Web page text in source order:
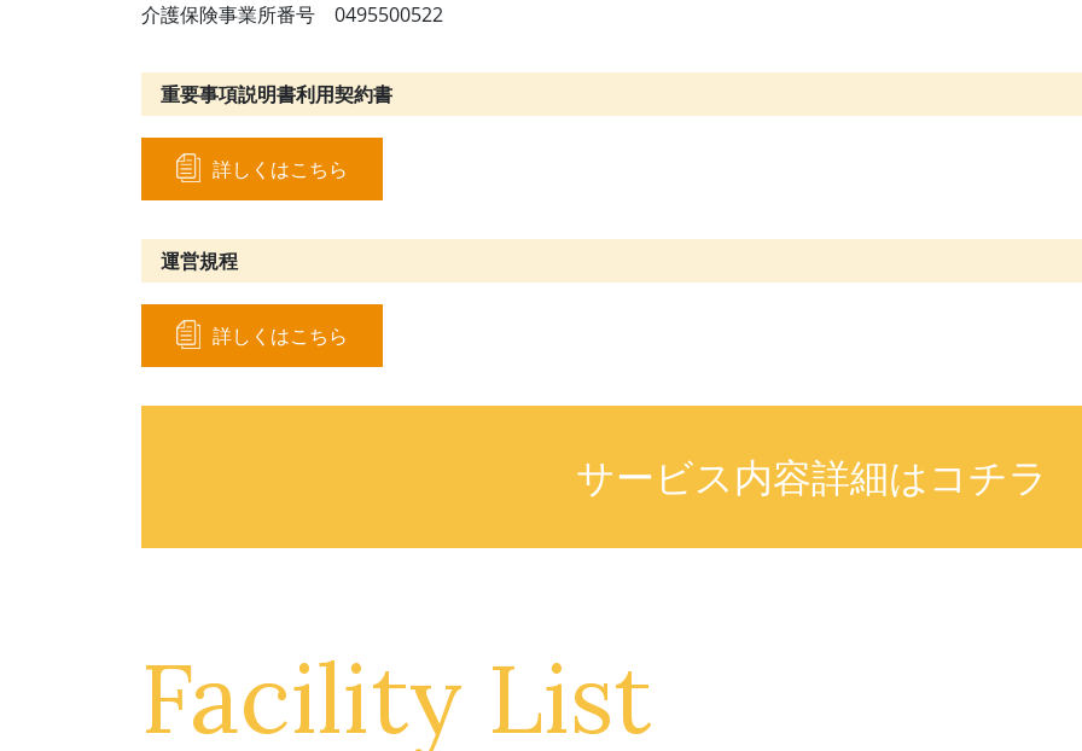
介護保険事業所番号 0495500522
重要事項説明書利用契約書
詳しくはこちら
運営規程
詳しくはこちら
サービス内容詳細はコチラ
Facility List